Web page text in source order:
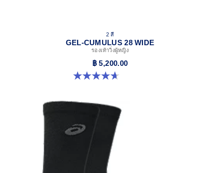
2 สี
GEL-CUMULUS 28 WIDE
รองเท้าวิ่งผู้หญิง
฿ 5,200.00
4.7 จาก 5 ดาว 3 รีวิว